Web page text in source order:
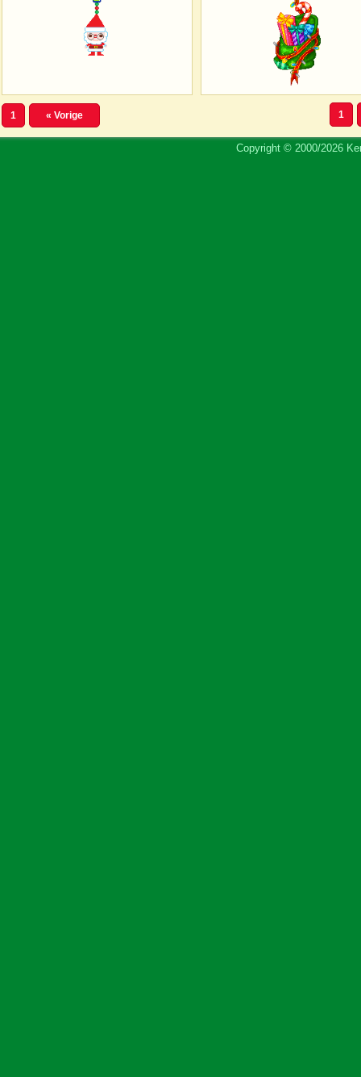
1 « Vorige 1
Copyright © 2000/2026